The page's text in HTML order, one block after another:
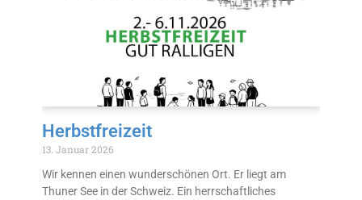
Herbstfreizeit
13. Januar 2026
Wir kennen einen wunderschönen Ort. Er liegt am
Thuner See in der Schweiz. Ein herrschaftliches